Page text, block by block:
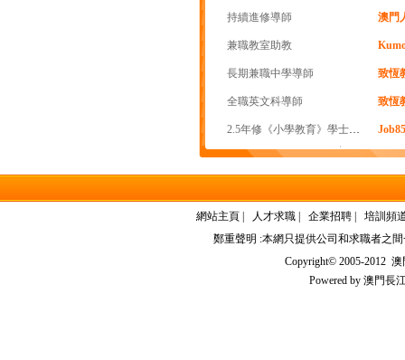
持續進修導師 澳門
兼職教室助教
長期兼職中學導師 致恆
全職英文科導師 致恆
2.5年修《小學教育》學士學位
網站主頁| 人才求職| 企業招聘| 培訓頻
鄭重聲明 :本網只提供公司和求職者之
Copyright© 2005-2012 澳
Powered by 澳門長